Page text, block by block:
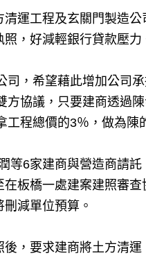
運工程及玄關門製造
，好減輕銀行貸款壓力
司，希望藉此增加公司
方協議，只要建商透過
程總價的3％，做為陳
等6家建商與營造商請
板橋一處建案建照審
減單位預算。
，要求建商將土方清